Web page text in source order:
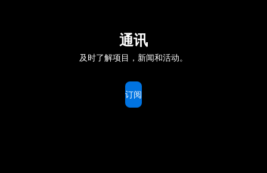
通讯
及时了解项目，新闻和活动。
订阅